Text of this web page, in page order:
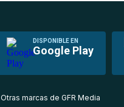
DISPONIBLE EN
Google Play
Otras marcas de GFR Media